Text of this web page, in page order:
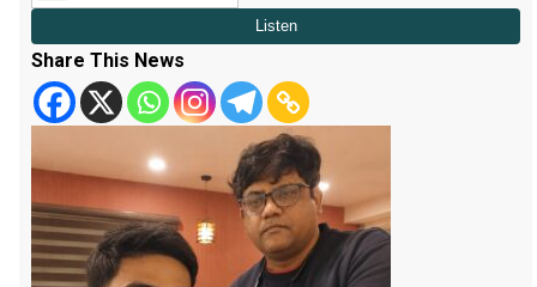
Share This News